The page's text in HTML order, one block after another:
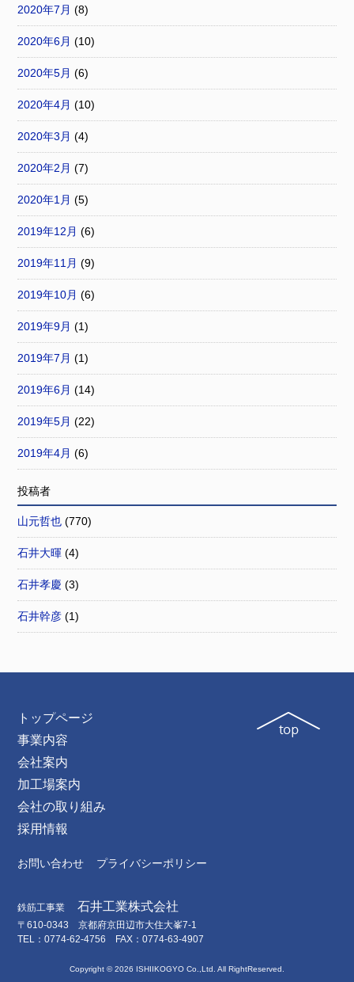
2020年7月 (8)
2020年6月 (10)
2020年5月 (6)
2020年4月 (10)
2020年3月 (4)
2020年2月 (7)
2020年1月 (5)
2019年12月 (6)
2019年11月 (9)
2019年10月 (6)
2019年9月 (1)
2019年7月 (1)
2019年6月 (14)
2019年5月 (22)
2019年4月 (6)
投稿者
山元哲也 (770)
石井大暉 (4)
石井孝慶 (3)
石井幹彦 (1)
トップページ
事業内容
会社案内
加工場案内
会社の取り組み
採用情報
お問い合わせ プライバシーポリシー
鉄筋工事業 石井工業株式会社
〒610-0343 京都府京田辺市大住大峯7-1
TEL：0774-62-4756 FAX：0774-63-4907
Copyright ©2026 ISHIIKOGYO Co.,Ltd. All RightReserved.